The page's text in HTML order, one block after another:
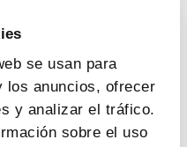
se usan para
los anuncios, ofrecer
y analizar el tráfico.
sobre el uso
es
que abre la IApara
fundamental para el
cada vez más